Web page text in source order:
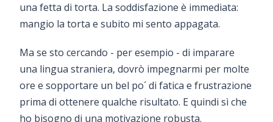
una fetta di torta. La soddisfazione è immediata:
mangio la torta e subito mi sento appagata.
Ma se sto cercando - per esempio - di imparare
una lingua straniera, dovrò impegnarmi per molte
ore e sopportare un bel po´ di fatica e frustrazione
prima di ottenere qualche risultato. E quindi sì che
ho bisogno di una motivazione robusta.